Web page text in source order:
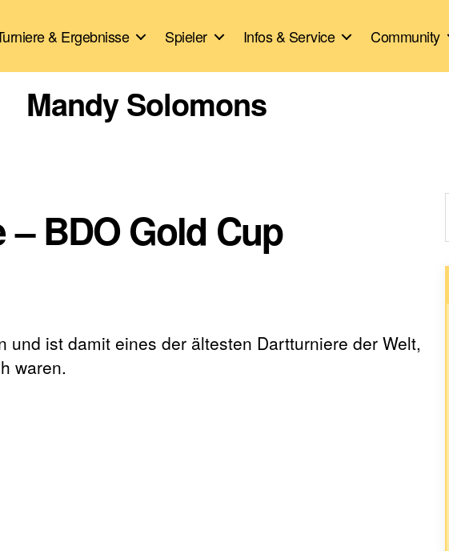
& Ergebnisse Spieler Infos & Service Community
Mandy Solomons
– BDO Gold Cup
und ist damit eines der ältesten Dartturniere der Welt,
waren.